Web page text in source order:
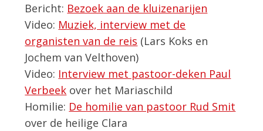
Bericht: Bezoek aan de kluizenarijen
Video: Muziek, interview met de
organisten van de reis (Lars Koks en
Jochem van Velthoven)
Video: Interview met pastoor-deken Paul
Verbeek over het Mariaschild
Homilie: De homilie van pastoor Rud Smit
over de heilige Clara